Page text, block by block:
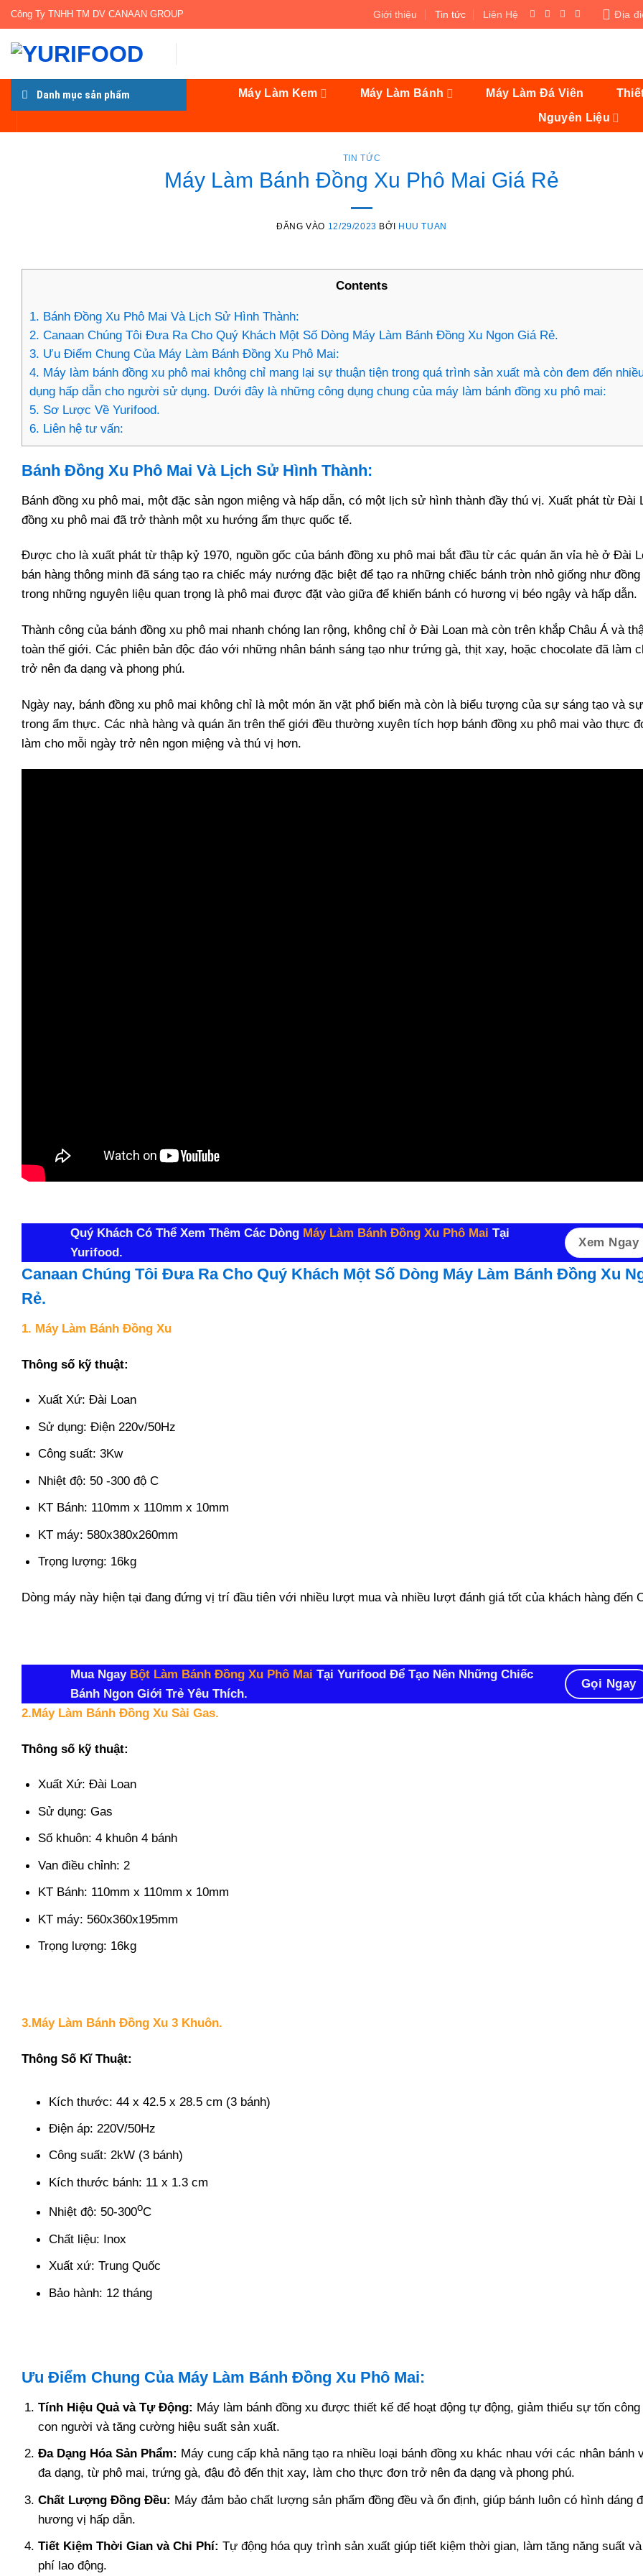
Bỏ
qua
nội
Công Ty TNHH TM DV CANAAN GROUP Giới thiệu Tin tức Liên Hệ Địa
Danh mục sản phẩm Máy Làm Kem Máy Làm Bánh Máy Làm Đá Viên
Nguyên Liệu
TIN TỨC
Máy Làm Bánh Đồng Xu Phô Mai Giá Rẻ
ĐĂNG VÀO 12/29/2023 BỞI HUU TUAN
Contents
1. Bánh Đồng Xu Phô Mai Và Lịch Sử Hình Thành:
2. Canaan Chúng Tôi Đưa Ra Cho Quý Khách Một Số Dòng Máy Làm Bánh Đồng Xu Ngon Giá Rẻ.
3. Ưu Điểm Chung Của Máy Làm Bánh Đồng Xu Phô Mai:
4. Máy làm bánh đồng xu phô mai không chỉ mang lại sự thuận tiện trong quá trình sản xuất mà còn đem đến
dụng hấp dẫn cho người sử dụng. Dưới đây là những công dụng chung của máy làm bánh đồng xu phô mai:
5. Sơ Lược Về Yurifood.
6. Liên hệ tư vấn:
Bánh Đồng Xu Phô Mai Và Lịch Sử Hình Thành:
Bánh đồng xu phô mai, một đặc sản ngon miệng và hấp dẫn, có một lịch sử hình thành đầy thú vị. Xuất phát từ Đài
đồng xu phô mai đã trở thành một xu hướng ẩm thực quốc tế.
Được cho là xuất phát từ thập kỷ 1970, nguồn gốc của bánh đồng xu phô mai bắt đầu từ các quán ăn vỉa hè ở Đài
bán hàng thông minh đã sáng tạo ra chiếc máy nướng đặc biệt để tạo ra những chiếc bánh tròn nhỏ giống như
trong những nguyên liệu quan trọng là phô mai được đặt vào giữa để khiến bánh có hương vị béo ngậy và hấp dẫn.
Thành công của bánh đồng xu phô mai nhanh chóng lan rộng, không chỉ ở Đài Loan mà còn trên khắp Châu Á và
toàn thế giới. Các phiên bản độc đáo với những nhân bánh sáng tạo như trứng gà, thịt xay, hoặc chocolate đã làm
trở nên đa dạng và phong phú.
Ngày nay, bánh đồng xu phô mai không chỉ là một món ăn vặt phổ biến mà còn là biểu tượng của sự sáng tạo và
trong ẩm thực. Các nhà hàng và quán ăn trên thế giới đều thường xuyên tích hợp bánh đồng xu phô mai vào thực
làm cho mỗi ngày trở nên ngon miệng và thú vị hơn.
Quý Khách Có Thể Xem Thêm Các Dòng Máy Làm Bánh Đồng Xu Phô Mai Tại
Yurifood.
Xem Ngay
Canaan Chúng Tôi Đưa Ra Cho Quý Khách Một Số Dòng Máy Làm Bánh Đồng Xu
Rẻ.
1. Máy Làm Bánh Đồng Xu
Thông số kỹ thuật:
Xuất Xứ: Đài Loan
Sử dụng: Điện 220v/50Hz
Công suất: 3Kw
Nhiệt độ: 50 -300 độ C
KT Bánh: 110mm x 110mm x 10mm
KT máy: 580x380x260mm
Trọng lượng: 16kg
Dòng máy này hiện tại đang đứng vị trí đầu tiên với nhiều lượt mua và nhiều lượt đánh giá tốt của khách hàng đến
Mua Ngay Bột Làm Bánh Đồng Xu Phô Mai Tại Yurifood Để Tạo Nên Những Chiếc
Bánh Ngon Giới Trẻ Yêu Thích.
Gọi Ngay
2.Máy Làm Bánh Đồng Xu Sài Gas.
Thông số kỹ thuật:
Xuất Xứ: Đài Loan
Sử dụng: Gas
Số khuôn: 4 khuôn 4 bánh
Van điều chỉnh: 2
KT Bánh: 110mm x 110mm x 10mm
KT máy: 560x360x195mm
Trọng lượng: 16kg
3.Máy Làm Bánh Đồng Xu 3 Khuôn.
Thông Số Kĩ Thuật:
Kích thước: 44 x 42.5 x 28.5 cm (3 bánh)
Điện áp: 220V/50Hz
Công suất: 2kW (3 bánh)
Kích thước bánh: 11 x 1.3 cm
Nhiệt độ: 50-300oC
Chất liệu: Inox
Xuất xứ: Trung Quốc
Bảo hành: 12 tháng
Ưu Điểm Chung Của Máy Làm Bánh Đồng Xu Phô Mai:
Tính Hiệu Quả và Tự Động: Máy làm bánh đồng xu được thiết kế để hoạt động tự động, giảm thiểu sự tốn
con người và tăng cường hiệu suất sản xuất.
Đa Dạng Hóa Sản Phẩm: Máy cung cấp khả năng tạo ra nhiều loại bánh đồng xu khác nhau với các nhân bánh
đa dạng, từ phô mai, trứng gà, đậu đỏ đến thịt xay, làm cho thực đơn trở nên đa dạng và phong phú.
Chất Lượng Đồng Đều: Máy đảm bảo chất lượng sản phẩm đồng đều và ổn định, giúp bánh luôn có hình dáng
hương vị hấp dẫn.
Tiết Kiệm Thời Gian và Chi Phí: Tự động hóa quy trình sản xuất giúp tiết kiệm thời gian, làm tăng năng suất
phí lao động.